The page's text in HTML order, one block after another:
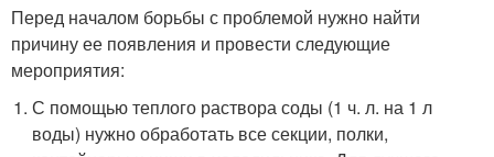
Перед началом борьбы с проблемой нужно найти
причину ее появления и провести следующие
мероприятия:
С помощью теплого раствора соды (1 ч. л. на 1 л
воды) нужно обработать все секции, полки,